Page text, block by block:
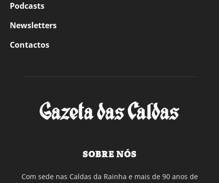
Podcasts
Newsletters
Contactos
SOBRE NÓS
Com sede nas Caldas da Rainha e mais de 90 anos de